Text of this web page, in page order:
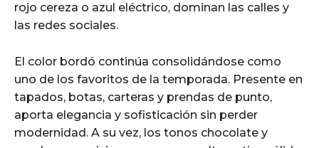
rojo cereza o azul eléctrico, dominan las calles y
las redes sociales.
El color bordó continúa consolidándose como
uno de los favoritos de la temporada. Presente en
tapados, botas, carteras y prendas de punto,
aporta elegancia y sofisticación sin perder
modernidad. A su vez, los tonos chocolate y